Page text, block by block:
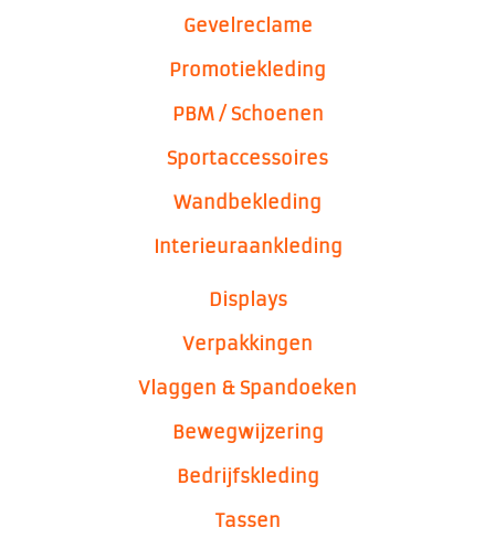
Gevelreclame
Promotiekleding
PBM / Schoenen
Sportaccessoires
Wandbekleding
Interieuraankleding
Displays
Verpakkingen
Vlaggen & Spandoeken
Bewegwijzering
Bedrijfskleding
Tassen